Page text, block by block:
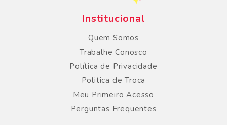
Institucional
Quem Somos
Trabalhe Conosco
Política de Privacidade
Politica de Troca
Meu Primeiro Acesso
Perguntas Frequentes